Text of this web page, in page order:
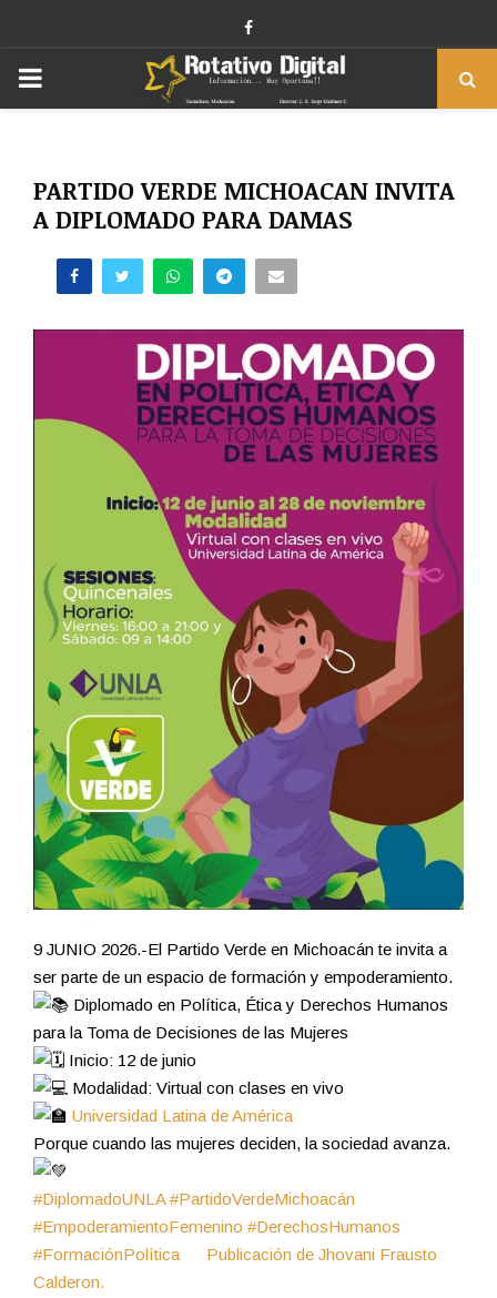
Facebook
PRIMARY
PARTIDO VERDE MICHOACAN INVITA
A DIPLOMADO PARA DAMAS
9 JUNIO 2026.-El Partido Verde en Michoacán te invita a
ser parte de un espacio de formación y empoderamiento.
Diplomado en Política, Ética y Derechos Humanos
para la Toma de Decisiones de las Mujeres
Inicio: 12 de junio
Modalidad: Virtual con clases en vivo
Universidad Latina de América
Porque cuando las mujeres deciden, la sociedad avanza.
#DiplomadoUNLA #PartidoVerdeMichoacán
#EmpoderamientoFemenino #DerechosHumanos
#FormaciónPolítica Publicación de Jhovani Frausto
Calderon.